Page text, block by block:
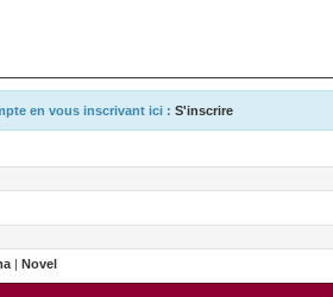
en vous inscrivant ici : S'inscrire
| Novel